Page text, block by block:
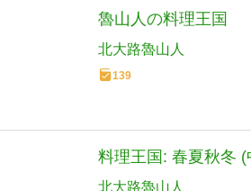
魯山人の料理王国
北大路魯山人
139
料理王国: 春夏秋冬
北大路魯山人